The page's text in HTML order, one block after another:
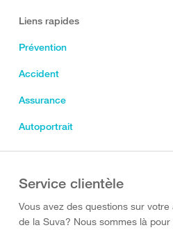
Liens rapides
Prévention
Accident
Assurance
Autoportrait
Service clientèle
Vous avez des questions sur
de la Suva? Nous sommes là